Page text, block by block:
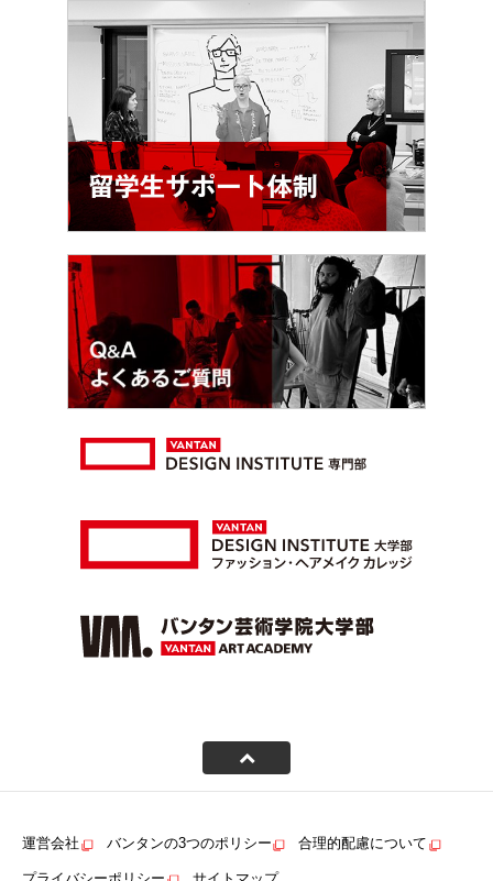
運営会社 バンタンの3つのポリシー 合理的配慮について